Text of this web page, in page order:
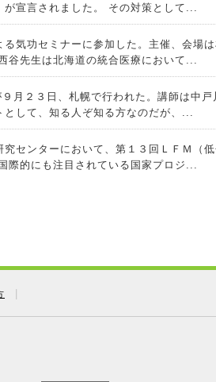
公開しました。テーマ「がん治療の真実
を公開しました。テーマ「がん治療の真実
公開しました。テーマ「がん治療の真実
公開しました。テーマ「がん治療の真実
ク！
クリック！
が宣言されました。 その対策として...
る気功セミナーに参加した。主催、会場
谷先生は北海道の統合医療において...
月２３日、札幌で行われた。講師は中戸
として、知る人ぞ知る方なのだが、...
センターにおいて、第１３回ＬＦＭ（低
際的にも注目されている国家プロジ...
管を塞ぐと危険。イレウスができやすく
胞からできている。⇒細胞診をすれば...